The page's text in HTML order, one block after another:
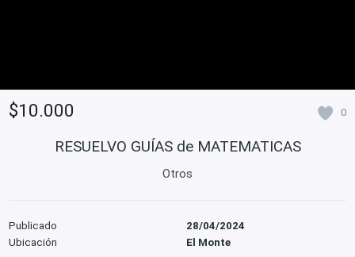
$10.000 0
RESUELVO GUÍAS de MATEMATICAS
Otros
Publicado
28/04/2024
Ubicación
El Monte